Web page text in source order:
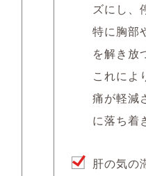
ズにし、
特に胸部
を解き放
これによ
痛が軽減
に落ち着
肝の気の